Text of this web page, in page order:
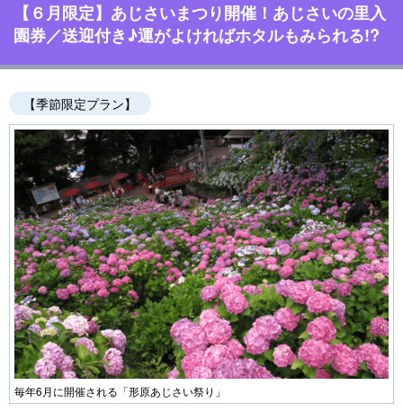
【６月限定】あじさいまつり開催！あじさいの里入
園券／送迎付き♪運がよければホタルもみられる!?
【季節限定プラン】
毎年6月に開催される「形原あじさい祭り」